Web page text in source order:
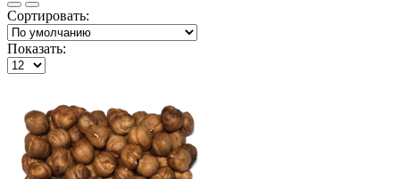
Сортировать:
Показать: